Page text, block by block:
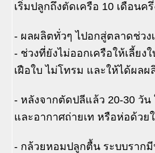
เริ่มปลูกถึงตัดเครือ 10 เดือนค
- ผลผลิตทั่วๆ ไปอกสู่ตลาดช่วง
- ช่วงที่ยังไม่ออกเครือให้เลี้ย
เฝือใบ ไม่โทรม และให้ได้ผลผ
- หลังจากตัดปลีแล้ว 20-30 วั
และอากาศถ่ายเท หรือห่อด้วยใ
- กล้วยหอมปลูกตื้น ระบบราก